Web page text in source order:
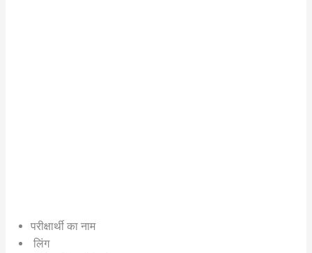
परीक्षार्थी का नाम
लिंग